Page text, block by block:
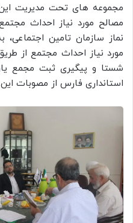
مجموعه های تحت مدیریت این
مصالح مورد نیاز احداث‌
نماز سازمان تامین
مورد نیاز احداث‌ مجتمع از
شستا و پیگیری ثبت مجمع
استانداری فارس از مصوبات